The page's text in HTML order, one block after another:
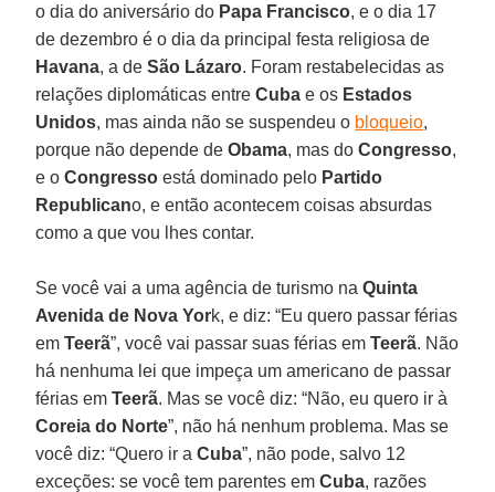
o dia do aniversário do Papa Francisco, e o dia 17
de dezembro é o dia da principal festa religiosa de
Havana, a deSão Lázaro. Foram restabelecidas as
relações diplomáticas entreCuba e os Estados
Unidos, mas ainda não se suspendeu o bloqueio,
porque não depende deObama, mas doCongresso,
e oCongresso está dominado pelo Partido
Republicano, e então acontecem coisas absurdas
como a que vou lhes contar.
Se você vai a uma agência de turismo naQuinta
Avenida de Nova York, e diz: “Eu quero passar férias
emTeerã”, você vai passar suas férias emTeerã. Não
há nenhuma lei que impeça um americano de passar
férias emTeerã. Mas se você diz: “Não, eu quero ir à
Coreia do Norte”, não há nenhum problema. Mas se
você diz: “Quero ir aCuba”, não pode, salvo 12
exceções: se você tem parentes emCuba, razões